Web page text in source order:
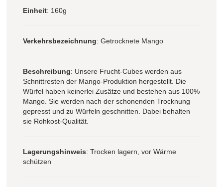
Einheit: 160g
Verkehrsbezeichnung: Getrocknete Mango
Beschreibung: Unsere Frucht-Cubes werden aus
Schnittresten der Mango-Produktion hergestellt. Die
Würfel haben keinerlei Zusätze und bestehen aus 100%
Mango. Sie werden nach der schonenden Trocknung
gepresst und zu Würfeln geschnitten. Dabei behalten
sie Rohkost-Qualität.
Lagerungshinweis: Trocken lagern, vor Wärme
schützen